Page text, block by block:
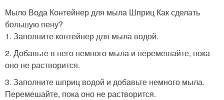
Мыло Вода Контейнер для мыла Шприц Как сделать
большую пену?
1. Заполните контейнер для мыла водой.
2. Добавьте в него немного мыла и перемешайте, пока
оно не растворится.
3. Заполните шприц водой и добавьте немного мыла.
Перемешайте, пока оно не растворится.